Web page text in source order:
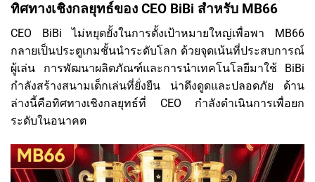
ทิศทางเชิงกลยุทธ์ของ CEO BiBi สำหรับ MB66
CEO BiBi ไม่หยุดยั้งในการตั้งเป้าหมายใหญ่เพื่อพา MB66
กลายเป็นประตูเกมชั้นนำระดับโลก ด้วยจุดเน้นที่ประสบการณ์
ผู้เล่น การพัฒนาผลิตภัณฑ์และการนำเทคโนโลยีมาใช้ BiBi
กำลังสร้างสนามเด็กเล่นที่ยั่งยืน น่าดึงดูดและปลอดภัย ด้าน
ล่างนี้คือทิศทางเชิงกลยุทธ์ที่ CEO กำลังดำเนินการเพื่อยก
ระดับในอนาคต